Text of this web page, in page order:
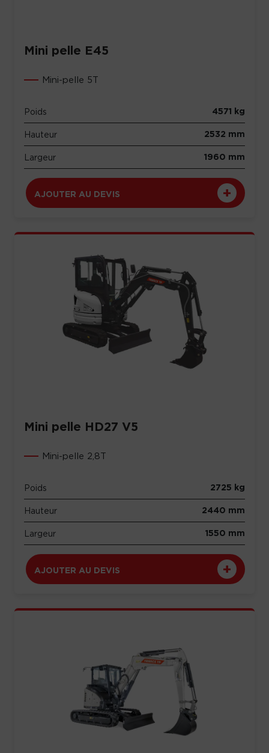
Mini pelle E45
Mini-pelle 5T
Poids 4571 kg
Hauteur 2532 mm
Largeur 1960 mm
AJOUTER AU DEVIS
Mini pelle HD27 V5
Mini-pelle 2,8T
Poids 2725 kg
Hauteur 2440 mm
Largeur 1550 mm
AJOUTER AU DEVIS